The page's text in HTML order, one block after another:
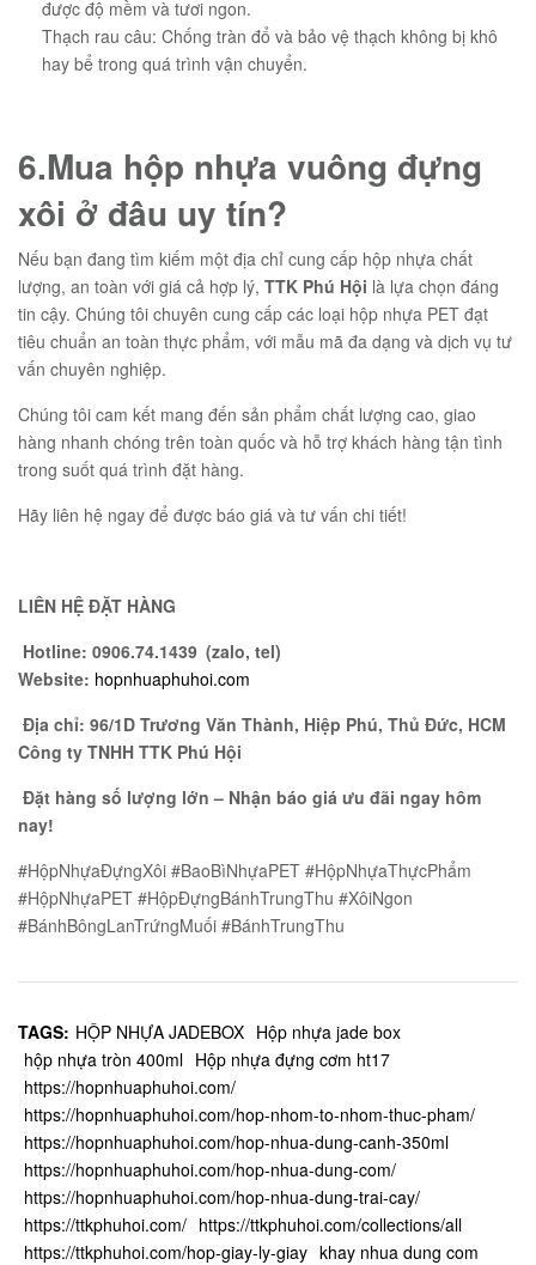
được độ mềm và tươi ngon.
Thạch rau câu: Chống tràn đổ và bảo vệ thạch không bị khô
hay bể trong quá trình vận chuyển.
6.Mua hộp nhựa vuông đựng
xôi ở đâu uy tín?
Nếu bạn đang tìm kiếm một địa chỉ cung cấp hộp nhựa chất
lượng, an toàn với giá cả hợp lý, TTK Phú Hội là lựa chọn đáng
tin cậy. Chúng tôi chuyên cung cấp các loại hộp nhựa PET đạt
tiêu chuẩn an toàn thực phẩm, với mẫu mã đa dạng và dịch vụ tư
vấn chuyên nghiệp.
Chúng tôi cam kết mang đến sản phẩm chất lượng cao, giao
hàng nhanh chóng trên toàn quốc và hỗ trợ khách hàng tận tình
trong suốt quá trình đặt hàng.
Hãy liên hệ ngay để được báo giá và tư vấn chi tiết!
LIÊN HỆ ĐẶT HÀNG
Hotline: 0906.74.1439 (zalo, tel)
Website: hopnhuaphuhoi.com
Địa chỉ: 96/1D Trương Văn Thành, Hiệp Phú, Thủ Đức, HCM
Công ty TNHH TTK Phú Hội
Đặt hàng số lượng lớn – Nhận báo giá ưu đãi ngay hôm
nay!
#HộpNhựaĐựngXôi #BaoBìNhựaPET #HộpNhựaThựcPhẩm
#HộpNhựaPET #HộpĐựngBánhTrungThu #XôiNgon
#BánhBôngLanTrứngMuối #BánhTrungThu
TAGS: HỘP NHỰA JADEBOX Hộp nhựa jade box
hộp nhựa tròn 400ml Hộp nhựa đựng cơm ht17
https://hopnhuaphuhoi.com/
https://hopnhuaphuhoi.com/hop-nhom-to-nhom-thuc-pham/
https://hopnhuaphuhoi.com/hop-nhua-dung-canh-350ml
https://hopnhuaphuhoi.com/hop-nhua-dung-com/
https://hopnhuaphuhoi.com/hop-nhua-dung-trai-cay/
https://ttkphuhoi.com/ https://ttkphuhoi.com/collections/all
https://ttkphuhoi.com/hop-giay-ly-giay khay nhua dung com